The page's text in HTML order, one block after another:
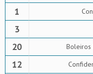
1
3
20 Boleiros
12